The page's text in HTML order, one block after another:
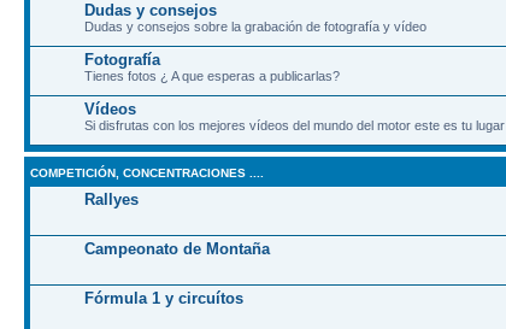
Dudas y consejos
Dudas y consejos sobre la grabación de fotografía y vídeo
Fotografía
Tienes fotos ¿ A que esperas a publicarlas?
Vídeos
Si disfrutas con los mejores vídeos del mundo del motor este es tu lugar
COMPETICIÓN, CONCENTRACIONES ....
Rallyes
Campeonato de Montaña
Fórmula 1 y circuítos